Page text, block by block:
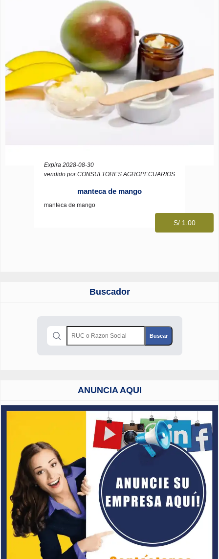
Expira 2028-08-30
vendido por:CONSULTORES AGROPECUARIOS
manteca de mango
manteca de mango
S/ 1.00
Buscador
ANUNCIA AQUI